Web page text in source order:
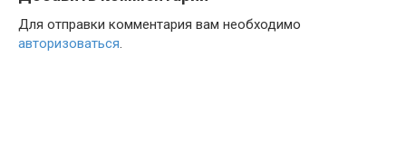
Для отправки комментария вам необходимо
авторизоваться